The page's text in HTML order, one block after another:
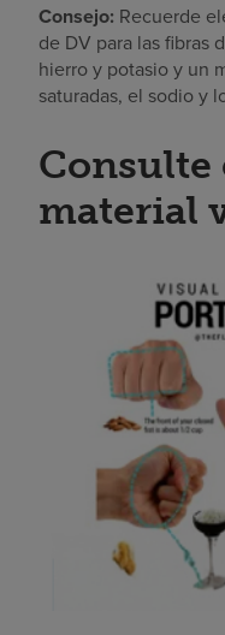
Consejo: Recuerde
de DV para las fibras
hierro y potasio y un
saturadas, el sodio y
Consulte
material